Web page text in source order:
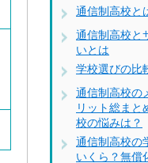
通信制高校と
通信制高校と
いとは
学校選びの比
通信制高校の
リット総まと
校の悩みは？
通信制高校の
いくら？無償